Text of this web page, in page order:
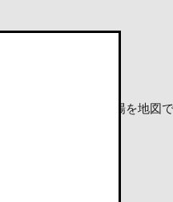
周辺マンションの相場を地図